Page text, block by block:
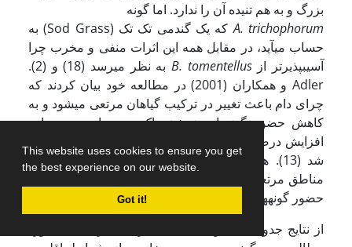
This website uses cookies to ensure you get
the best experience on our website.
Got it!
بزرگ و به هم تنیده آن را ندارد. اما گونه
A. trichophorum
که یک گندمی تک تک (Sod Grass) به
حساب می­آید، در مقابل همه این اثرات منفی و مخرب چرا
آسیب­پذیرتر ازB. tomentellus
به نظر می­رسد (18) و (2).
Adler و همکاران (2001) در مطالعه خود بیان کردند که
چرای دام باعث تغییر در ترکیب گیاهان مرتعی می­شود و به
کاهش حضور گونه­های خوشخوراک و حساس به چرا و
افزایش درصد حضور گونه­های مهاجم و سمّی منجر خواهد
شد (13). همچنین در مطالعه دیگری با اعمال قرق در
مناطق مرتعی نیجر، مشخص شد که غنای گونه­ای و میزان
حضور گونه­های خوشخوراک افزایش پیدا کرده است (27).